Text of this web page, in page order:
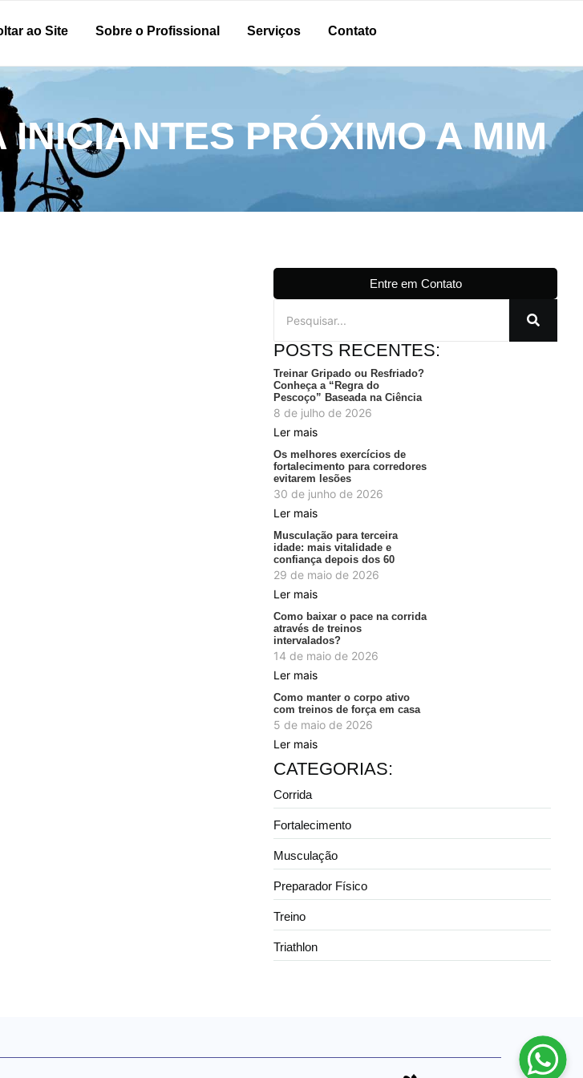
ao Site Sobre o Profissional Serviços Contato
PRÓXIMO A MIM
Entre em Contato
POSTS RECENTES:
Treinar Gripado ou Resfriado?
Conheça a “Regra do
Pescoço” Baseada na Ciência
8 de julho de 2026
Ler mais
Os melhores exercícios de
fortalecimento para corredores
evitarem lesões
30 de junho de 2026
Ler mais
Musculação para terceira
idade: mais vitalidade e
confiança depois dos 60
29 de maio de 2026
Ler mais
Como baixar o pace na corrida
através de treinos
intervalados?
14 de maio de 2026
Ler mais
Como manter o corpo ativo
com treinos de força em casa
5 de maio de 2026
Ler mais
CATEGORIAS:
Corrida
Fortalecimento
Musculação
Preparador Físico
Treino
Triathlon